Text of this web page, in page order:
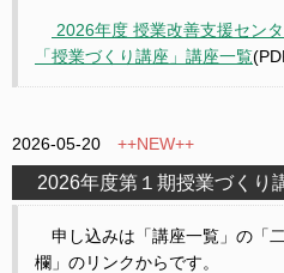
2026年度 授業改善支援セン
「授業づくり講座」講座一覧
2026-05-20 ++NEW++
2026年度第１期授業づくり
申し込みは「講座一覧」の「
欄」のリンクからです。